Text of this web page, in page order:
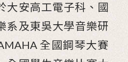
大安高工電子科、國
系及東吳大學音樂研
全國鋼琴大賽